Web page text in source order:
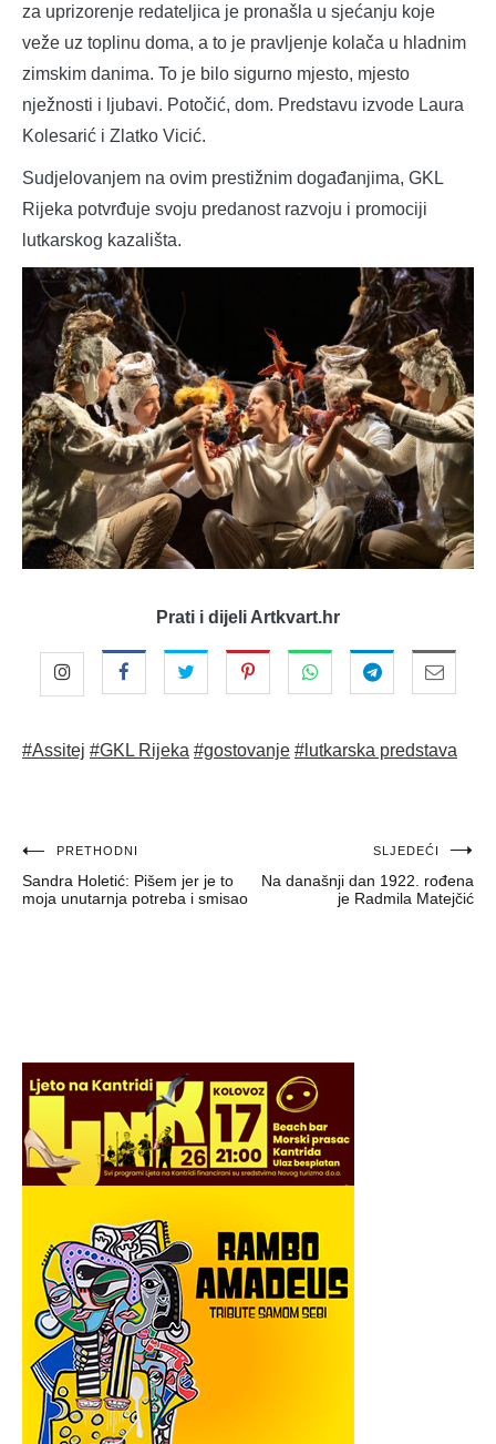
za uprizorenje redateljica je pronašla u sjećanju koje
veže uz toplinu doma, a to je pravljenje kolača u hladnim
zimskim danima. To je bilo sigurno mjesto, mjesto
nježnosti i ljubavi. Potočić, dom. Predstavu izvode Laura
Kolesarić i Zlatko Vicić.
Sudjelovanjem na ovim prestižnim događanjima, GKL
Rijeka potvrđuje svoju predanost razvoju i promociji
lutkarskog kazališta.
Prati i dijeli Artkvart.hr
#Assitej #GKL Rijeka #gostovanje #lutkarska predstava
Navigacija
objava
PRETHODNI
Sandra Holetić: Pišem jer je to
moja unutarnja potreba i smisao
SLJEDEĆI
Na današnji dan 1922. rođena
je Radmila Matejčić